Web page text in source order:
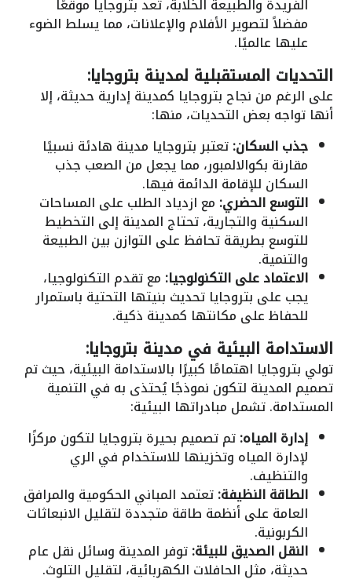
مفضلاً لتصوير الأفلام والإعلانات، مما يسلط الضوء
عليها عالميًا.
التحديات المستقبلية لمدينة بتروجايا:
على الرغم من نجاح بتروجايا كمدينة إدارية حديثة، إلا
أنها تواجه بعض التحديات، منها:
جذب السكان:تعتبر بتروجايا مدينة هادئة نسبيًا
مقارنة بكوالالمبور، مما يجعل من الصعب جذب
السكان للإقامة الدائمة فيها.
التوسع الحضري: مع ازدياد الطلب على المساحات
السكنية والتجارية، تحتاج المدينة إلى التخطيط
للتوسع بطريقة تحافظ على التوازن بين الطبيعة
والتنمية.
الاعتماد على التكنولوجيا: مع تقدم التكنولوجيا،
يجب على بتروجايا تحديث بنيتها التحتية باستمرار
للحفاظ على مكانتها كمدينة ذكية.
الاستدامة البيئية في مدينة بتروجايا:
تولي بتروجايا اهتمامًا كبيرًا بالاستدامة البيئية، حيث تم
تصميم المدينة لتكون نموذجًا يُحتذى به في التنمية
المستدامة. تشمل مبادراتها البيئية:
إدارة المياه:تم تصميم بحيرة بتروجايا لتكون مركزًا
لإدارة المياه وتخزينها للاستخدام في الري
والتنظيف.
الطاقة النظيفة:تعتمد المباني الحكومية والمرافق
العامة على أنظمة طاقة متجددة لتقليل الانبعاثات
الكربونية.
النقل الصديق للبيئة:توفر المدينة وسائل نقل عام
حديثة، مثل الحافلات الكهربائية، لتقليل التلوث.